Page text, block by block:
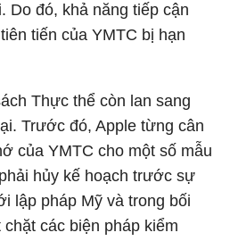
Do đó, khả năng tiếp cận
tiến của YMTC bị hạn
Thực thể còn lan sang
Trước đó, Apple từng cân
của YMTC cho một số mẫu
hủy kế hoạch trước sự
lập pháp Mỹ và trong bối
các biện pháp kiểm